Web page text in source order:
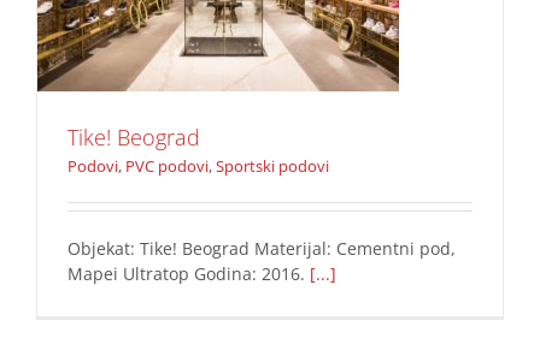
Tike! Beograd
Podovi, PVC podovi,Sportski podovi
Objekat: Tike! Beograd Materijal: Cementni pod,
Mapei Ultratop Godina: 2016. [...]